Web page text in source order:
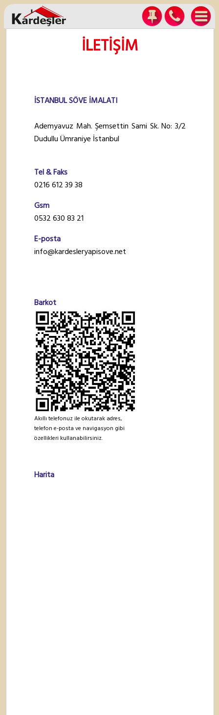
İLETİŞİM
İSTANBUL SÖVE İMALATI
Ademyavuz Mah. Şemsettin Sami Sk. No: 3/2
Dudullu Ümraniye İstanbul
Tel & Faks
0216 612 39 38
Gsm
0532 630 83 21
E-posta
info@kardesleryapisove.net
Barkot
Akıllı telefonuz ile okutarak adres,
telefon e-posta ve navigasyon gibi
özellikleri kullanabilirsiniz.
Harita